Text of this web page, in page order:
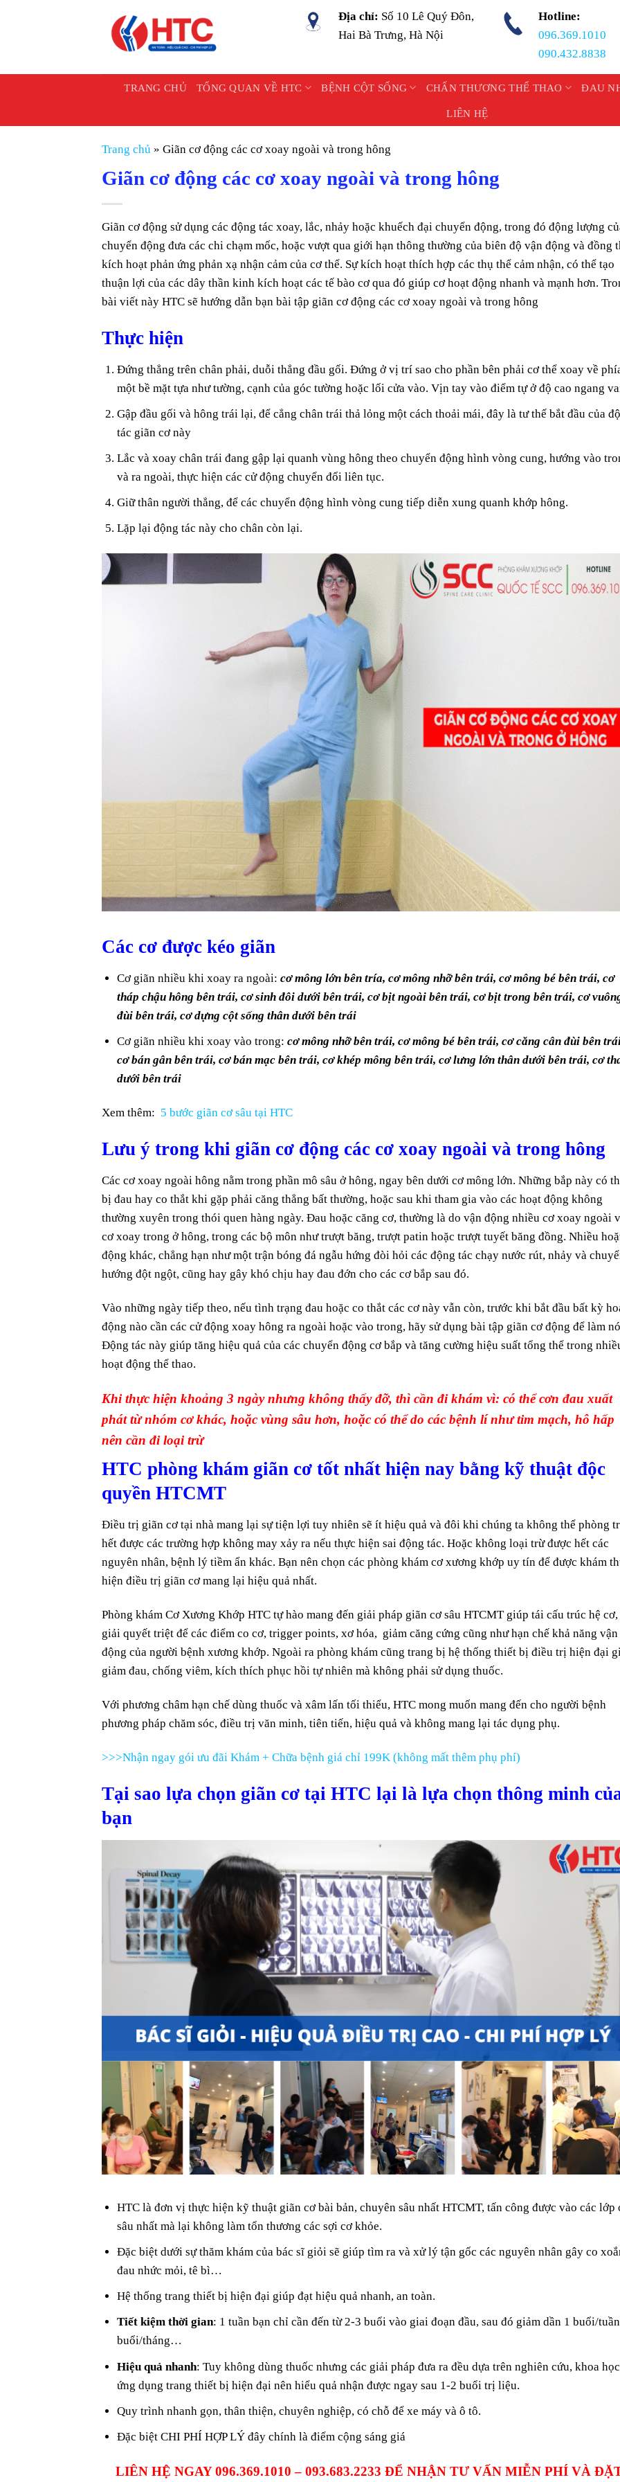
Địa chỉ: Số 10 Lê Quý Đôn,
Hai Bà Trưng, Hà Nội
Hotline:
096.369.1010
090.432.8838
TRANG CHỦ TỔNG QUAN VỀ HTC BỆNH CỘT SỐNG CHẤN THƯƠNG THỂ THAO ĐAU
LIÊN HỆ
Trang chủ » Giãn cơ động các cơ xoay ngoài và trong hông
Giãn cơ động các cơ xoay ngoài và trong hông
Giãn cơ động sử dụng các động tác xoay, lắc, nhảy hoặc khuếch đại chuyển động, trong đó động lượng
chuyển động đưa các chi chạm mốc, hoặc vượt qua giới hạn thông thường của biên độ vận động và đồng
kích hoạt phản ứng phản xạ nhận cảm của cơ thể. Sự kích hoạt thích hợp các thụ thể cảm nhận, có thể tạo
thuận lợi của các dây thần kinh kích hoạt các tế bào cơ qua đó giúp cơ hoạt động nhanh và mạnh hơn.
bài viết này HTC sẽ hướng dẫn bạn bài tập giãn cơ động các cơ xoay ngoài và trong hông
Thực hiện
Đứng thẳng trên chân phải, duỗi thẳng đầu gối. Đứng ở vị trí sao cho phần bên phải cơ thể xoay về
một bề mặt tựa như tường, cạnh của góc tường hoặc lối cửa vào. Vịn tay vào điểm tự ở độ cao ngang
Gập đầu gối và hông trái lại, để cẳng chân trái thả lỏng một cách thoải mái, đây là tư thế bắt đầu của
tác giãn cơ này
Lắc và xoay chân trái đang gập lại quanh vùng hông theo chuyển động hình vòng cung, hướng vào
và ra ngoài, thực hiện các cử động chuyển đổi liên tục.
Giữ thân người thẳng, để các chuyển động hình vòng cung tiếp diễn xung quanh khớp hông.
Lặp lại động tác này cho chân còn lại.
Các cơ được kéo giãn
Cơ giãn nhiều khi xoay ra ngoài:cơ mông lớn bên tría, cơ mông nhỡ bên trái, cơ mông bé bên trái, cơ
tháp chậu hông bên trái, cơ sinh đôi dưới bên trái, cơ bịt ngoài bên trái, cơ bịt trong bên trái, cơ
đùi bên trái, cơ dựng cột sống thân dưới bên trái
Cơ giãn nhiều khi xoay vào trong:cơ mông nhỡ bên trái, cơ mông bé bên trái, cơ căng cân đùi bên
cơ bán gân bên trái, cơ bán mạc bên trái, cơ khép mông bên trái, cơ lưng lớn thân dưới bên trái, cơ
dưới bên trái
Xem thêm: 5 bước giãn cơ sâu tại HTC
Lưu ý trong khi giãn cơ động các cơ xoay ngoài và trong hông
Các cơ xoay ngoài hông nằm trong phần mô sâu ở hông, ngay bên dưới cơ mông lớn. Những bắp này có
bị đau hay co thắt khi gặp phải căng thẳng bất thường, hoặc sau khi tham gia vào các hoạt động không
thường xuyên trong thói quen hàng ngày. Đau hoặc căng cơ, thường là do vận động nhiều cơ xoay ngoài
cơ xoay trong ở hông, trong các bộ môn như trượt băng, trượt patin hoặc trượt tuyết băng đồng. Nhiều
động khác, chẳng hạn như một trận bóng đá ngẫu hứng đòi hỏi các động tác chạy nước rút, nhảy và
hướng đột ngột, cũng hay gây khó chịu hay đau đớn cho các cơ bắp sau đó.
Vào những ngày tiếp theo, nếu tình trạng đau hoặc co thắt các cơ này vẫn còn, trước khi bắt đầu bất kỳ
động nào cần các cử động xoay hông ra ngoài hoặc vào trong, hãy sử dụng bài tập giãn cơ động để làm
Động tác này giúp tăng hiệu quả của các chuyển động cơ bắp và tăng cường hiệu suất tổng thể trong
hoạt động thể thao.
Khi thực hiện khoảng 3 ngày nhưng không thấy đỡ, thì cần đi khám vì: có thể cơn đau xuất
phát từ nhóm cơ khác, hoặc vùng sâu hơn, hoặc có thể do các bệnh lí như tim mạch, hô hấp
nên cần đi loại trừ
HTC phòng khám giãn cơ tốt nhất hiện nay bằng kỹ thuật độc
quyền HTCMT
Điều trị giãn cơ tại nhà mang lại sự tiện lợi tuy nhiên sẽ ít hiệu quả và đôi khi chúng ta không thể phòng
hết được các trường hợp không may xảy ra nếu thực hiện sai động tác. Hoặc không loại trừ được hết các
nguyên nhân, bệnh lý tiềm ẩn khác. Bạn nên chọn các phòng khám cơ xương khớp uy tín để được khám
hiện điều trị giãn cơ mang lại hiệu quả nhất.
Phòng khám Cơ Xương Khớp HTC tự hào mang đến giải pháp giãn cơ sâu HTCMT giúp tái cấu trúc hệ cơ,
giải quyết triệt để các điểm co cơ, trigger points, xơ hóa, giảm căng cứng cũng như hạn chế khả năng vận
động của người bệnh xương khớp. Ngoài ra phòng khám cũng trang bị hệ thống thiết bị điều trị hiện đại
giảm đau, chống viêm, kích thích phục hồi tự nhiên mà không phải sử dụng thuốc.
Với phương châm hạn chế dùng thuốc và xâm lấn tối thiểu, HTC mong muốn mang đến cho người bệnh
phương pháp chăm sóc, điều trị văn minh, tiên tiến, hiệu quả và không mang lại tác dụng phụ.
>>>Nhận ngay gói ưu đãi Khám + Chữa bệnh giá chỉ 199K (không mất thêm phụ phí)
Tại sao lựa chọn giãn cơ tại HTC lại là lựa chọn thông minh
bạn
HTC là đơn vị thực hiện kỹ thuật giãn cơ bài bản, chuyên sâu nhất HTCMT, tấn công được vào các lớp
sâu nhất mà lại không làm tổn thương các sợi cơ khỏe.
Đặc biệt dưới sự thăm khám của bác sĩ giỏi sẽ giúp tìm ra và xử lý tận gốc các nguyên nhân gây co
đau nhức mỏi, tê bì…
Hệ thống trang thiết bị hiện đại giúp đạt hiệu quả nhanh, an toàn.
Tiết kiệm thời gian: 1 tuần bạn chỉ cần đến từ 2-3 buổi vào giai đoạn đầu, sau đó giảm dần 1 buổi/
buổi/tháng…
Hiệu quả nhanh: Tuy không dùng thuốc nhưng các giải pháp đưa ra đều dựa trên nghiên cứu, khoa
ứng dụng trang thiết bị hiện đại nên hiểu quả nhận được ngay sau 1-2 buổi trị liệu.
Quy trình nhanh gọn, thân thiện, chuyên nghiệp, có chỗ để xe máy và ô tô.
Đặc biệt CHI PHÍ HỢP LÝ đây chính là điểm cộng sáng giá
LIÊN HỆ NGAY 096.369.1010 – 093.683.2233 ĐỂ NHẬN TƯ VẤN MIỄN PHÍ VÀ